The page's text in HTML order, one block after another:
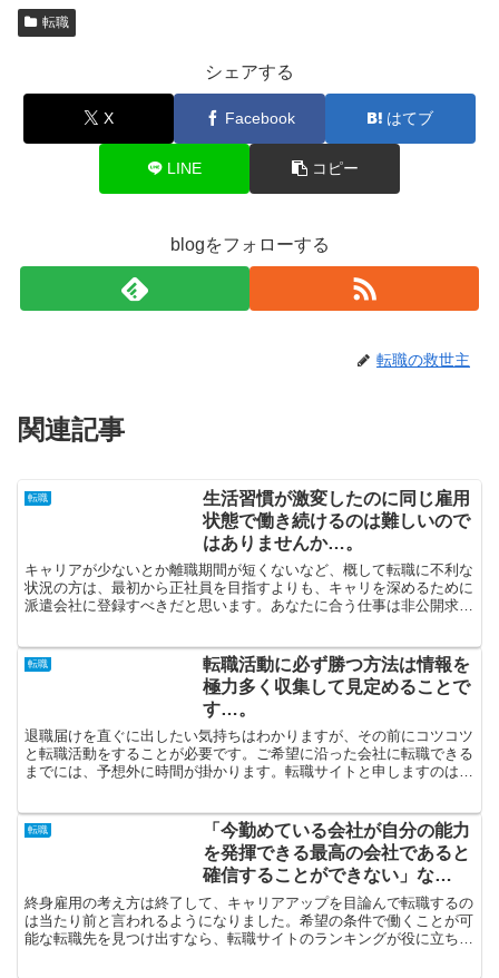
転職
シェアする
X Facebook はてブ
LINE コピー
blogをフォローする
転職の救世主
関連記事
転職
生活習慣が激変したのに同じ雇用
状態で働き続けるのは難しいので
はありませんか…。
キャリアが少ないとか離職期間が短くないなど、概して転職に不利な
状況の方は、最初から正社員を目指すよりも、キャリを深めるために
派遣会社に登録すべきだと思います。あなたに合う仕事は非公開求人
転職
転職活動に必ず勝つ方法は情報を
極力多く収集して見定めることで
す…。
退職届けを直ぐに出したい気持ちはわかりますが、その前にコツコツ
と転職活動をすることが必要です。ご希望に沿った会社に転職できる
までには、予想外に時間が掛かります。転職サイトと申しますのは口
転職
「今勤めている会社が自分の能力
を発揮できる最高の会社であると
確信することができない」な
ら…。
終身雇用の考え方は終了して、キャリアアップを目論んで転職するの
は当たり前と言われるようになりました。希望の条件で働くことが可
能な転職先を見つけ出すなら、転職サイトのランキングが役に立ちま